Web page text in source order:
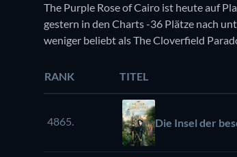
The Purple Rose of Cairo ist heute auf
gestern in den Charts -36 Plätze nach
weniger beliebt als The Cloverfield
RANK TITEL
4865. Die Insel der